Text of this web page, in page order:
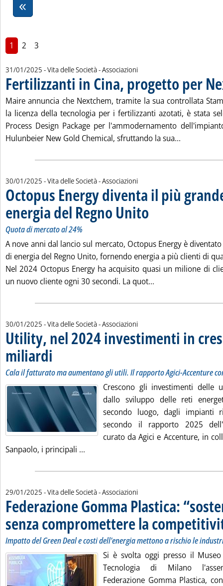
1 2 3
31/01/2025 - Vita delle Società - Associazioni
Fertilizzanti in Cina, progetto per
Maire annuncia che Nextchem, tramite la sua controllata
la licenza della tecnologia per i fertilizzanti azotati, è stata
Process Design Package per l'ammodernamento
Hulunbeier New Gold Chemical, sfruttando la sua...
30/01/2025 - Vita delle Società - Associazioni
Octopus Energy diventa il più
energia del Regno Unito . Sottotitolo: Quota di mercato
. Pubblicata giovedì 30
Quota di mercato al 24%
A nove anni dal lancio sul mercato, Octopus Energy è
di energia del Regno Unito, fornendo energia a più clienti di
Nel 2024 Octopus Energy ha acquisito quasi un milione di
un nuovo cliente ogni 30 secondi. La quot...
30/01/2025 - Vita delle Società - Associazioni
Utility, nel 2024 investimenti in
miliardi
Cala il fatturato ma aumentano gli utili. Il rapporto Agici-Accenture
Crescono gli investimenti delle
dallo sviluppo delle reti
secondo luogo, dagli impianti
secondo il rapporto 2025
curato da Agici e Accenture, in
Sanpaolo, i principali ...
29/01/2025 - Vita delle Società - Associazioni
Federazione Gomma Plastica:
senza compromettere la
Impatto del Green Deal e costi dell'energia mettono a rischio le
Si è svolta oggi presso il
Tecnologia di Milano
Federazione Gomma Plastica,